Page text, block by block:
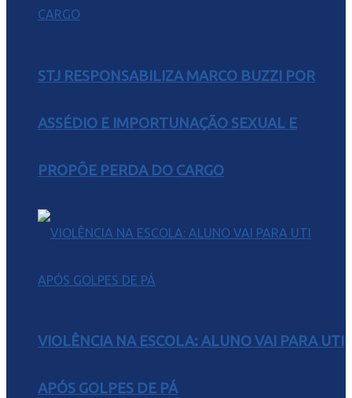
STJ RESPONSABILIZA MARCO BUZZI POR
ASSÉDIO E IMPORTUNAÇÃO SEXUAL E
PROPÕE PERDA DO CARGO
VIOLÊNCIA NA ESCOLA: ALUNO VAI PARA UTI
APÓS GOLPES DE PÁ